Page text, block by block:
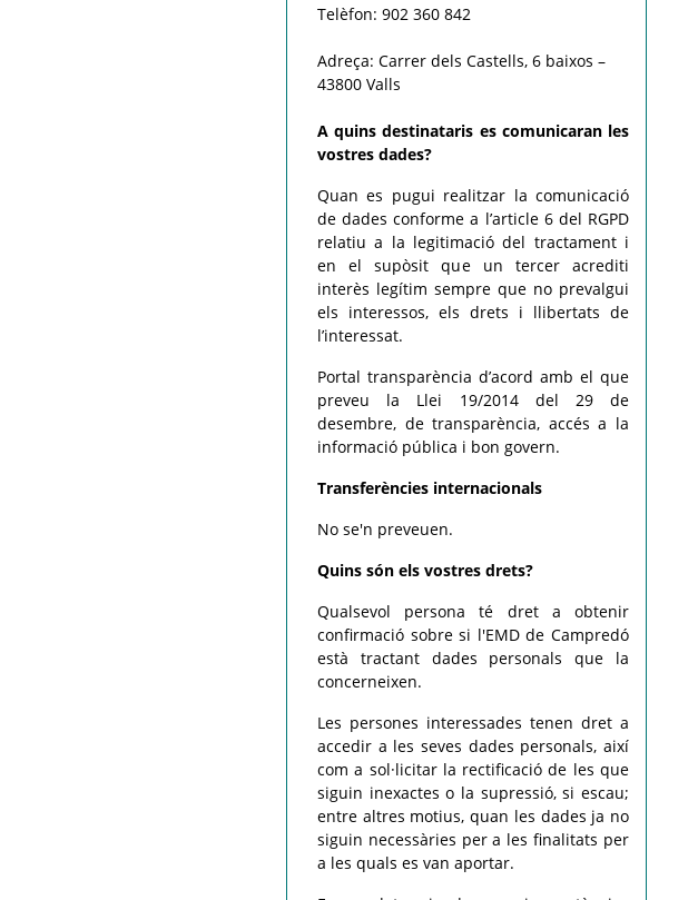
Telèfon: 902 360 842
Adreça: Carrer dels Castells, 6 baixos –
43800 Valls
A quins destinataris es comunicaran les
vostres dades?
Quan es pugui realitzar la comunicació
de dades conforme a l’article 6 del RGPD
relatiu a la legitimació del tractament i
en el supòsit que un tercer acrediti
interès legítim sempre que no prevalgui
els interessos, els drets i llibertats de
l’interessat.
Portal transparència d’acord amb el que
preveu la Llei 19/2014 del 29 de
desembre, de transparència, accés a la
informació pública i bon govern.
Transferències internacionals
No se'n preveuen.
Quins són els vostres drets?
Qualsevol persona té dret a obtenir
confirmació sobre si l'EMD de Campredó
està tractant dades personals que la
concerneixen.
Les persones interessades tenen dret a
accedir a les seves dades personals, així
com a sol·licitar la rectificació de les que
siguin inexactes o la supressió, si escau;
entre altres motius, quan les dades ja no
siguin necessàries per a les finalitats per
a les quals es van aportar.